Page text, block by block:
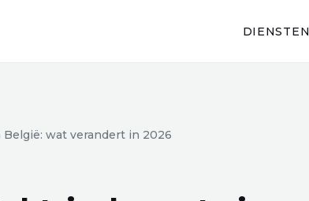
DIENSTEN
wat verandert in 2026